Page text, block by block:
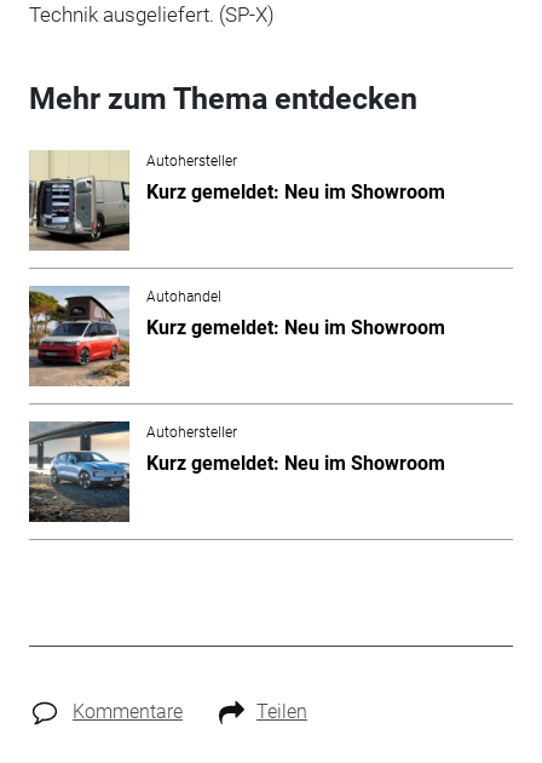
Technik ausgeliefert. (SP-X)
Mehr zum Thema entdecken
Autohersteller
Kurz gemeldet: Neu im Showroom
Autohandel
Kurz gemeldet: Neu im Showroom
Autohersteller
Kurz gemeldet: Neu im Showroom
Kommentare Teilen